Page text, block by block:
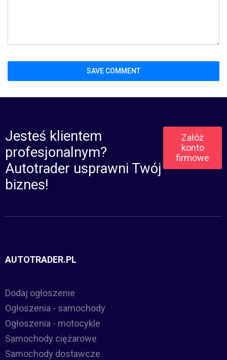
Jesteś klientem
profesjonalnym?
Autotrader usprawni Twój
biznes!
Załóż
konto
firmowe
AUTOTRADER.PL
Dodaj ogłoszenie
Ogłoszenia - samochody
Ogłoszenia - motocykle
Samochody ciężarowe
Samochody dostawcze